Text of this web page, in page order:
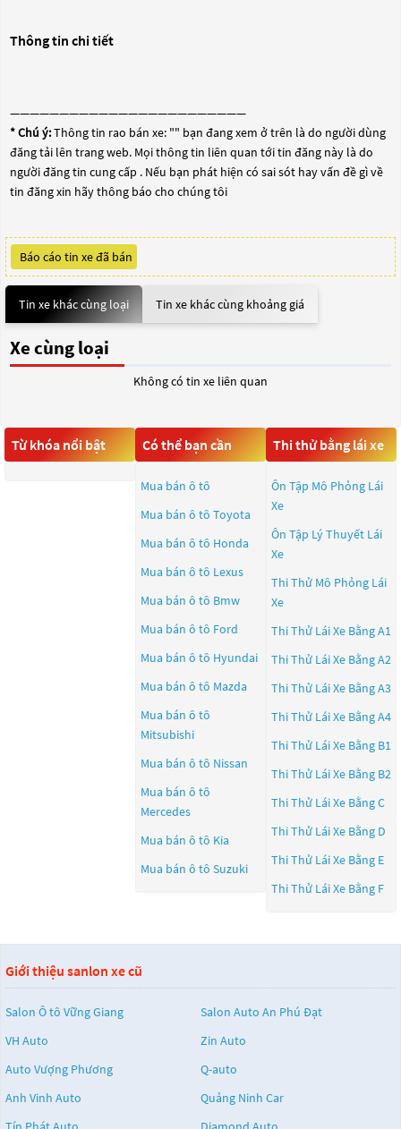
Thông tin chi tiết
————————————————————————
* Chú ý:Thông tin rao bán xe: "" bạn đang xem ở trên là do người dùng
đăng tải lên trang web. Mọi thông tin liên quan tới tin đăng này là do
người đăng tin cung cấp . Nếu bạn phát hiện có sai sót hay vấn đề gì về
tin đăng xin hãy thông báo cho chúng tôi
Báo cáo tin xe đã bán
Tin xe khác cùng loại Tin xe khác cùng khoảng giá
Xe cùng loại
Không có tin xe liên quan
Từ khóa nổi bật Có thể bạn cần
Mua bán ô tô
Mua bán ô tô Toyota
Mua bán ô tô Honda
Mua bán ô tô Lexus
Mua bán ô tô Bmw
Mua bán ô tô Ford
Mua bán ô tô Hyundai
Mua bán ô tô Mazda
Mua bán ô tô
Mitsubishi
Mua bán ô tô Nissan
Mua bán ô tô
Mercedes
Mua bán ô tô Kia
Mua bán ô tô Suzuki
Thi thử bằng lái xe
Ôn Tập Mô Phỏng Lái
Xe
Ôn Tập Lý Thuyết Lái
Xe
Thi Thử Mô Phỏng Lái
Xe
Thi Thử Lái Xe Bằng A1
Thi Thử Lái Xe Bằng A2
Thi Thử Lái Xe Bằng A3
Thi Thử Lái Xe Bằng A4
Thi Thử Lái Xe Bằng B1
Thi Thử Lái Xe Bằng B2
Thi Thử Lái Xe Bằng C
Thi Thử Lái Xe Bằng D
Thi Thử Lái Xe Bằng E
Thi Thử Lái Xe Bằng F
Giới thiệu sanlon xe cũ
Salon Ô tô Vững Giang
Salon Auto An Phú Đạt
VH Auto
Zin Auto
Auto Vượng Phương
Q-auto
Anh Vinh Auto
Quảng Ninh Car